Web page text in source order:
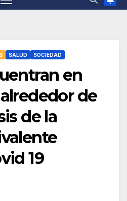
SALUD SOCIEDAD
en
de
de la
19